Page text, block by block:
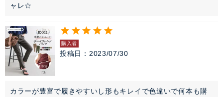
ャレ☆
購入者
投稿日 2023/07/30
カラーが豊富で履きやすいし形もキレイで色違いで何本も購